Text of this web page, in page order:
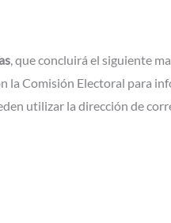
, que concluirá el siguiente
Comisión Electoral para
utilizar la dirección de